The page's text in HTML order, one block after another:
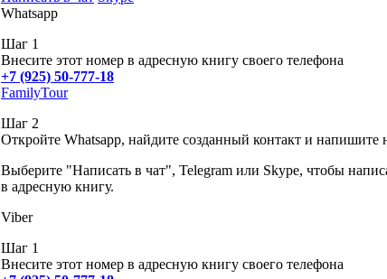
Whatsapp
Шаг 1
Внесите этот номер в адресную книгу своего телефона
+7 (925) 50-777-18
FamilyTour
Шаг 2
Откройте Whatsapp, найдите созданный контакт и напишите
Выберите "Написать в чат", Telegram или Skype, чтобы
в адресную книгу.
Viber
Шаг 1
Внесите этот номер в адресную книгу своего телефона